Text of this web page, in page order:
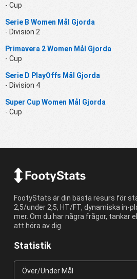
- Cup
Serie B Women Mål Gjorda
- Division 2
Primavera 2 Women Mål Gjorda
- Cup
Serie D PlayOffs Mål Gjorda
- Division 4
Super Cup Women Mål Gjorda
- Cup
FootyStats är din bästa resurs för
2,5/under 2,5, HT/FT, dynamiska in-
mer. Om du har några frågor, tankar
att höra av dig.
Statistik
Över/Under Mål